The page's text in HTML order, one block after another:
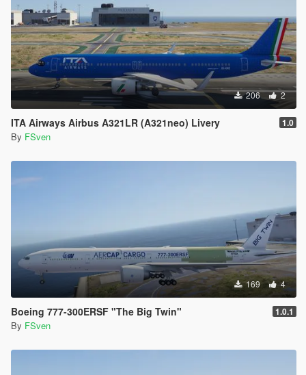
206 2
ITA Airways Airbus A321LR (A321neo) Livery 1.0
By FSven
169 4
Boeing 777-300ERSF "The Big Twin" 1.0.1
By FSven